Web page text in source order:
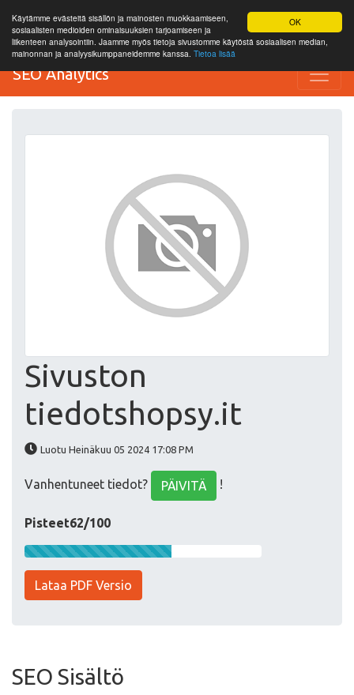
OK
Käytämme evästeitä sisällön ja mainosten muokkaamiseen,
sosiaalisten medioiden ominaisuuksien tarjoamiseen ja
liikenteen analysointiin. Jaamme myös tietoja sivustomme käytöstä sosiaalisen median,
mainonnan ja analyysikumppaneidemme kanssa. Tietoa lisää
SEO Analytics
Sivuston
tiedotshopsy.it
Luotu Heinäkuu 05 2024 17:08 PM
Vanhentuneet tiedot? PÄIVITÄ !
Pisteet62/100
Lataa PDF Versio
SEO Sisältö